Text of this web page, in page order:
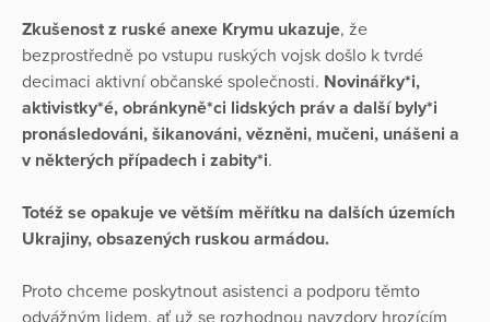
Zkušenost z ruské anexe Krymu ukazuje, že
bezprostředně po vstupu ruských vojsk došlo k tvrdé
decimaci aktivní občanské společnosti. Novinářky*i,
aktivistky*é, obránkyně*ci lidských práv a další byly*i
pronásledováni, šikanováni, vězněni, mučeni, unášeni a
v některých případech i zabity*i.
Totéž se opakuje ve větším měřítku na dalších územích
Ukrajiny, obsazených ruskou armádou.
Proto chceme poskytnout asistenci a podporu těmto